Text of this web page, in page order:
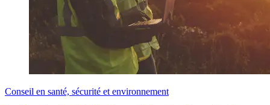
Conseil en santé, sécurité et environnement